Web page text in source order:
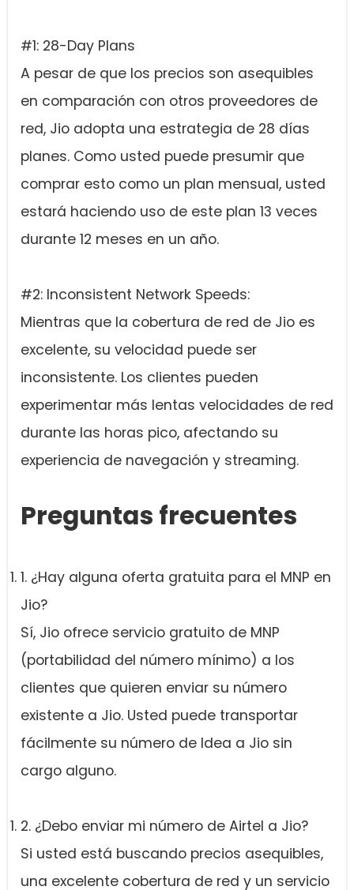
#1: 28-Day Plans
A pesar de que los precios son asequibles
en comparación con otros proveedores de
red, Jio adopta una estrategia de 28 días
planes. Como usted puede presumir que
comprar esto como un plan mensual, usted
estará haciendo uso de este plan 13 veces
durante 12 meses en un año.
#2: Inconsistent Network Speeds:
Mientras que la cobertura de red de Jio es
excelente, su velocidad puede ser
inconsistente. Los clientes pueden
experimentar más lentas velocidades de red
durante las horas pico, afectando su
experiencia de navegación y streaming.
Preguntas frecuentes
1. ¿Hay alguna oferta gratuita para el MNP en
Jio?
Sí, Jio ofrece servicio gratuito de MNP
(portabilidad del número mínimo) a los
clientes que quieren enviar su número
existente a Jio. Usted puede transportar
fácilmente su número de Idea a Jio sin
cargo alguno.
2. ¿Debo enviar mi número de Airtel a Jio?
Si usted está buscando precios asequibles,
una excelente cobertura de red y un servicio